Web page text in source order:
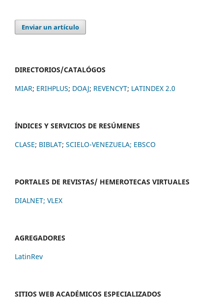
Enviar un artículo
DIRECTORIOS/CATALÓGOS
MIAR; ERIHPLUS; DOAJ; REVENCYT; LATINDEX 2.0
ÍNDICES Y SERVICIOS DE RESÚMENES
CLASE; BIBLAT; SCIELO-VENEZUELA; EBSCO
PORTALES DE REVISTAS/ HEMEROTECAS VIRTUALES
DIALNET; VLEX
AGREGADORES
LatinRev
SITIOS WEB ACADÉMICOS ESPECIALIZADOS